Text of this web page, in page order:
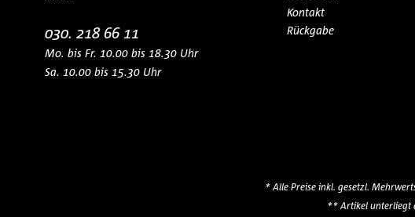
030. 218 66 11
Mo. bis Fr. 10.00 bis 18.30 Uhr
Sa. 10.00 bis 15.30 Uhr
Kontakt
Rückgabe
* Alle Preise inkl. gesetzl.
** Artikel unterliegt